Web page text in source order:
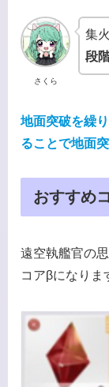
さくら
集
段
地面突破を繰
ることで地面
おすすめ
遠空執艦官の
コアβになりま